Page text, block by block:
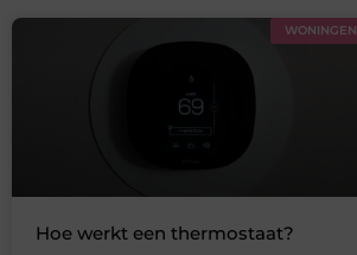
WONINGEN
Hoe werkt een thermostaat?